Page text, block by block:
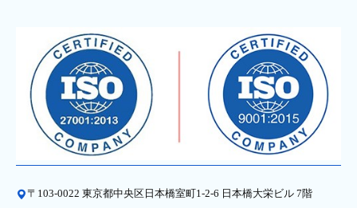
〒103-0022 東京都中央区日本橋室町1-2-6 日本橋大栄ビル 7階